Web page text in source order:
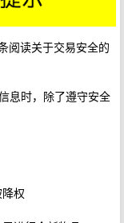
阅读关于交易安全的
息时，除了遵守安全
权